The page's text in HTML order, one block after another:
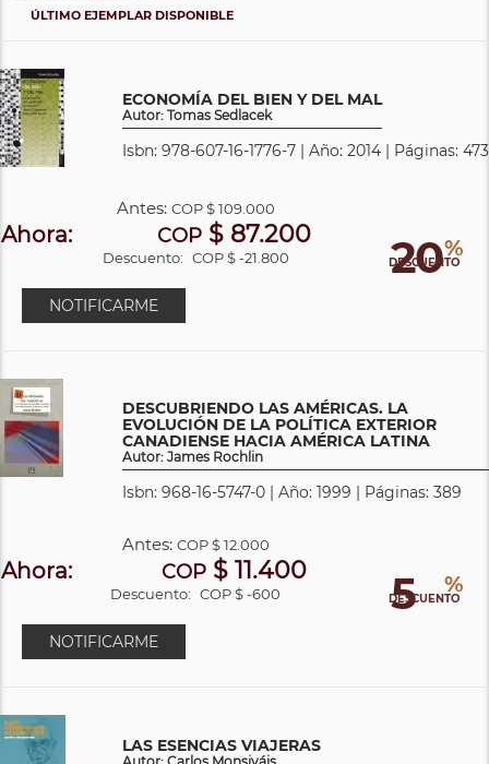
ÚLTIMO EJEMPLAR DISPONIBLE
ECONOMÍA DEL BIEN Y DEL MAL
Autor: Tomas Sedlacek
Isbn: 978-607-16-1776-7 | Año: 2014 | Páginas: 473
20%
DESCUENTO
Antes: COP$ 109.000
Ahora: COP$ 87.200
Descuento: COP $ -21.800
NOTIFICARME
DESCUBRIENDO LAS AMÉRICAS. LA
EVOLUCIÓN DE LA POLÍTICA EXTERIOR
CANADIENSE HACIA AMÉRICA LATINA
Autor: James Rochlin
Isbn: 968-16-5747-0 | Año: 1999 | Páginas: 389
5 %
DESCUENTO
Antes: COP$ 12.000
Ahora: COP$ 11.400
Descuento: COP $ -600
NOTIFICARME
LAS ESENCIAS VIAJERAS